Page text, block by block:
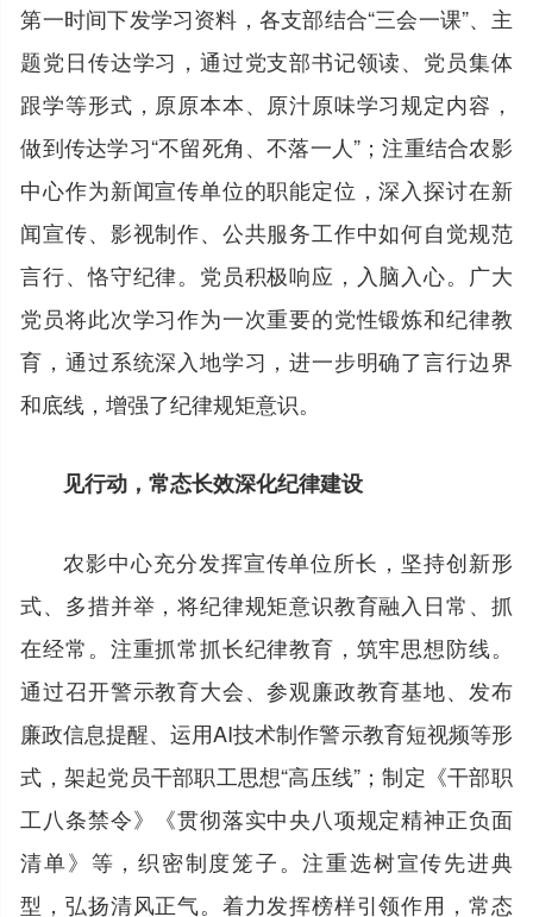
第一时间下发学习资料，各支部结合“三会一课”、主
题党日传达学习，通过党支部书记领读、党员集体
跟学等形式，原原本本、原汁原味学习规定内容，
做到传达学习“不留死角、不落一人”；注重结合农影
中心作为新闻宣传单位的职能定位，深入探讨在新
闻宣传、影视制作、公共服务工作中如何自觉规范
言行、恪守纪律。党员积极响应，入脑入心。广大
党员将此次学习作为一次重要的党性锻炼和纪律教
育，通过系统深入地学习，进一步明确了言行边界
和底线，增强了纪律规矩意识。
见行动，常态长效深化纪律建设
农影中心充分发挥宣传单位所长，坚持创新形
式、多措并举，将纪律规矩意识教育融入日常、抓
在经常。注重抓常抓长纪律教育，筑牢思想防线。
通过召开警示教育大会、参观廉政教育基地、发布
廉政信息提醒、运用AI技术制作警示教育短视频等形
式，架起党员干部职工思想“高压线”；制定《干部职
工八条禁令》《贯彻落实中央八项规定精神正负面
清单》等，织密制度笼子。注重选树宣传先进典
型，弘扬清风正气。着力发挥榜样引领作用，常态